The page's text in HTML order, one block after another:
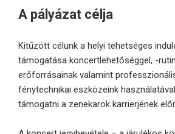
A pályázat célja
Kitűzött célunk a helyi tehetséges
támogatása koncertlehetőséggel, -
erőforrásainak valamint
fénytechnikai eszközeink
támogatni a zenekarok karrierjének